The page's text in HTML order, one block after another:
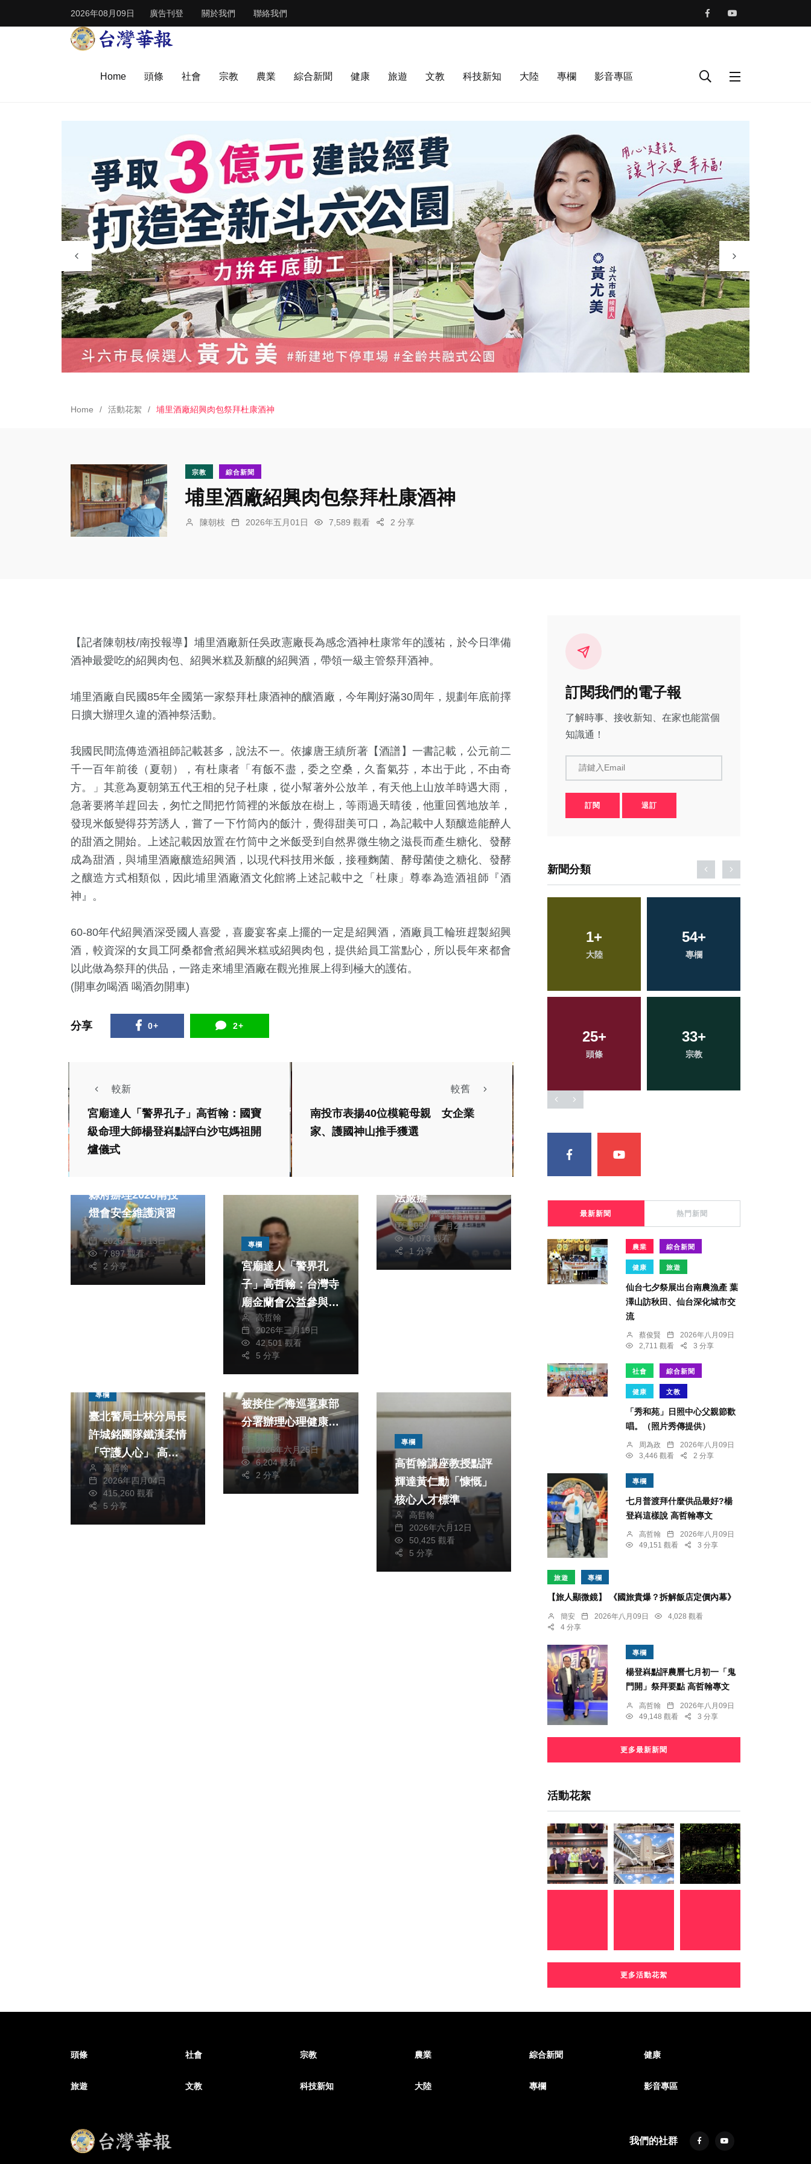
2026年08月09日 廣告刊登 關於我們 聯絡我們
Home 頭條 社會 宗教 農業 綜合新聞 健康 旅遊 文教 科技新知 大陸 專欄 影音專區
Home 活動花絮 埔里酒廠紹興肉包祭拜杜康酒神
宗教 綜合新聞
埔里酒廠紹興肉包祭拜杜康酒神
陳朝枝 2026年五月01日 7,589 觀看 2 分享
【記者陳朝枝/南投報導】埔里酒廠新任吳政憲廠長為感念酒神杜康常年的護祐，於今日準備
酒神最愛吃的紹興肉包、紹興米糕及新釀的紹興酒，帶領一級主管祭拜酒神。
埔里酒廠自民國85年全國第一家祭拜杜康酒神的釀酒廠，今年剛好滿30周年，規劃年底前擇
日擴大辦理久違的酒神祭活動。
我國民間流傳造酒祖師記載甚多，說法不一。依據唐王績所著【酒譜】一書記載，公元前二
千一百年前後（夏朝），有杜康者「有飯不盡，委之空桑，久畜氣芬，本出于此，不由奇
方。」其意為夏朝第五代王相的兒子杜康，從小幫著外公放羊，有天他上山放羊時遇大雨，
急著要將羊趕回去，匆忙之間把竹筒裡的米飯放在樹上，等雨過天晴後，他重回舊地放羊，
發現米飯變得芬芳誘人，嘗了一下竹筒內的飯汁，覺得甜美可口，為記載中人類釀造能醉人
的甜酒之開始。上述記載因放置在竹筒中之米飯受到自然界微生物之滋長而產生糖化、發酵
成為甜酒，與埔里酒廠釀造紹興酒，以現代科技用米飯，接種麴菌、酵母菌使之糖化、發酵
之釀造方式相類似，因此埔里酒廠酒文化館將上述記載中之「杜康」尊奉為造酒祖師『酒
神』。
60-80年代紹興酒深受國人喜愛，喜慶宴客桌上擺的一定是紹興酒，酒廠員工輪班趕製紹興
酒，較資深的女員工阿桑都會煮紹興米糕或紹興肉包，提供給員工當點心，所以長年來都會
以此做為祭拜的供品，一路走來埔里酒廠在觀光推展上得到極大的護佑。
(開車勿喝酒 喝酒勿開車)
分享 0+ 2+
較新
宮廟達人「警界孔子」高哲翰：國寶
級命理大師楊登嵙點評白沙屯媽祖開
爐儀式
較舊
南投市表揚40位模範母親 女企業
家、護國神山推手獲選
頭條
縣府辦理2026南投
燈會安全維護演習
陳朝枝
2026年二月13日
7,897 觀看
2 分享
專欄
宮廟達人「警界孔
子」高哲翰：台灣寺
廟金蘭會公益參與與
文化傳播
高哲翰
2026年三月19日
42,501 觀看
5 分享
法嚴辦
台中特派記者
2026年一月22日
9,073 觀看
1 分享
專欄
臺北警局士林分局長
許城銘團隊鐵漢柔情
「守護人心」 高哲
翰講座教授點評
高哲翰
2026年四月04日
415,260 觀看
5 分享
被接住，海巡署東部
分署辦理心理健康講
座，強化同仁家庭支
持力量！
張柏東
2026年六月25日
6,204 觀看
2 分享
專欄
高哲翰講座教授點評
輝達黃仁勳「慷慨」
核心人才標準
高哲翰
2026年六月12日
50,425 觀看
5 分享
訂閱我們的電子報
了解時事、接收新知、在家也能當個
知識通！
請鍵入Email
訂閱 退訂
新聞分類
34+
農業
105+
16+
科技新知
328+
綜合新聞
81+
1+
大陸
54+
專欄
25+
頭條
33+
宗教
182
社會
34+
農業
115+
文教
96+
健康
最新新聞 熱門新聞
農業 綜合新聞
健康 旅遊
仙台七夕祭展出台南農漁產 葉
澤山訪秋田、仙台深化城市交
流
蔡俊賢
2026年八月09日
2,711 觀看
3 分享
社會 綜合新聞
健康 文教
「秀和苑」日照中心父親節歡
唱。（照片秀傳提供）
周為政
2026年八月09日
3,446 觀看
2 分享
專欄
七月普渡拜什麼供品最好?楊
登嵙這樣說 高哲翰專文
高哲翰
2026年八月09日
49,151 觀看
3 分享
旅遊 專欄
【旅人顯微鏡】 《國旅貴爆？拆解飯店定價內幕》
簡安 2026年八月09日
4,028 觀看
4 分享
專欄
楊登嵙點評農曆七月初一「鬼
門開」祭拜要點 高哲翰專文
高哲翰
2026年八月09日
49,148 觀看
3 分享
更多最新新聞
活動花絮
更多活動花絮
頭條 社會 宗教 農業 綜合新聞 健康
旅遊 文教 科技新知 大陸 專欄 影音專區
我們的社群